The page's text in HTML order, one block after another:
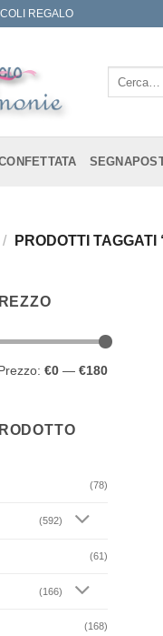
REGALO
/ PRODOTTI TAGGATI
€0 — €180
(78)
(592)
(61)
(166)
(168)